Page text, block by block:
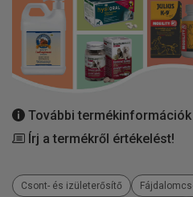
További termékinformációk
Írj a termékről értékelést!
Csont- és izületerősítő